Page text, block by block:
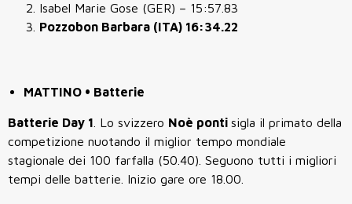
Isabel Marie Gose (GER) – 15:57.83
Pozzobon Barbara (ITA) 16:34.22
MATTINO • Batterie
Batterie Day 1 . Lo svizzero Noè ponti sigla il primato della
competizione nuotando il miglior tempo mondiale
stagionale dei 100 farfalla (50.40). Seguono tutti i migliori
tempi delle batterie. Inizio gare ore 18.00.